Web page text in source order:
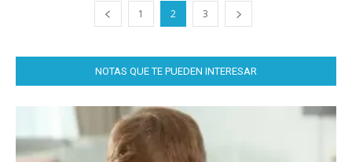
1 2 3
NOTAS QUE TE PUEDEN INTERESAR